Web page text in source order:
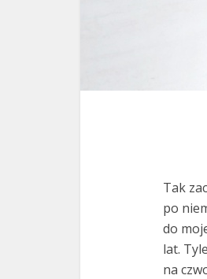
Tak
po
do
lat.
na